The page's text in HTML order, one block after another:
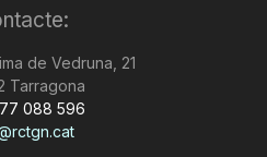
de Vedruna, 21
Tarragona
088 596